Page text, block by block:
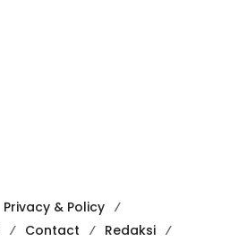
Privacy & Policy
Contact
Redaksi